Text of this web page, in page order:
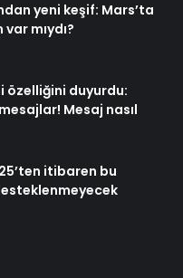
yeni keşif: Mars’ta
mıydı?
özelliğini duyurdu:
Mesaj nasıl
itibaren bu